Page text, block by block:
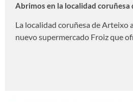
Abrimos en la localidad coruñesa
La localidad coruñesa de Arteixo
nuevo supermercado Froiz que